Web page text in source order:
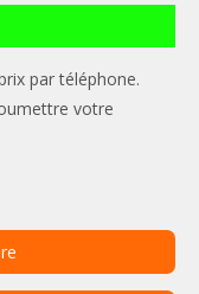
par téléphone.
votre